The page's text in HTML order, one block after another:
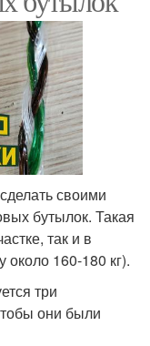
своими
бутылок. Такая
так и в
около 160-180 кг).
три
они были